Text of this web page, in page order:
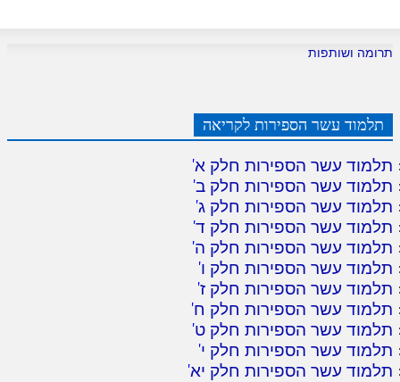
תרומה ושותפות
תלמוד עשר הספירות לקריאה
תלמוד עשר הספירות חלק א'
תלמוד עשר הספירות חלק ב'
תלמוד עשר הספירות חלק ג'
תלמוד עשר הספירות חלק ד'
תלמוד עשר הספירות חלק ה'
תלמוד עשר הספירות חלק ו'
תלמוד עשר הספירות חלק ז'
תלמוד עשר הספירות חלק ח'
תלמוד עשר הספירות חלק ט'
תלמוד עשר הספירות חלק י'
תלמוד עשר הספירות חלק יא'